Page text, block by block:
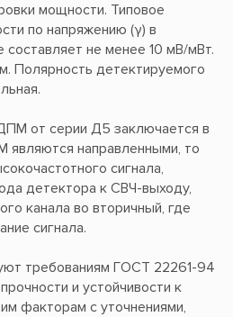
мощности. Типовое
по напряжению (γ) в
не менее 10 мВ/мВт.
Полярность детектируемого
от серии Д5 заключается в
направленными, то
сигнала,
детектора к СВЧ-выходу,
канала во вторичный, где
сигнала.
требованиям ГОСТ 22261-94
и устойчивости к
факторам с уточнениями,